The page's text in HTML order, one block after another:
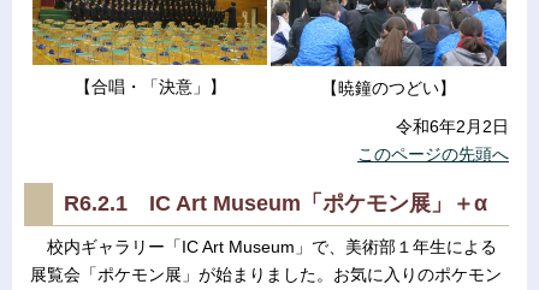
【合唱・「決意」】 【暁鐘のつどい】
令和6年2月2日
このページの先頭へ
R6.2.1 IC Art Museum「ポケモン展」＋α
校内ギャラリー「IC Art Museum」で、美術部１年生による
展覧会「ポケモン展」が始まりました。お気に入りのポケモン